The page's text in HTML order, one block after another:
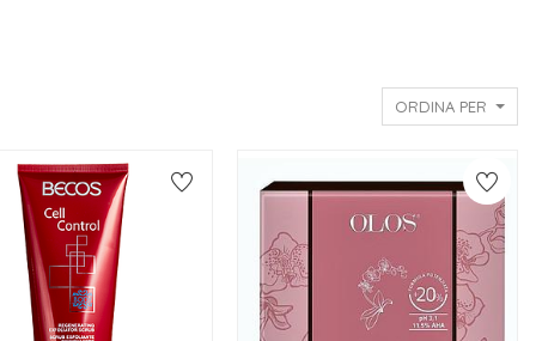
ORDINA PER